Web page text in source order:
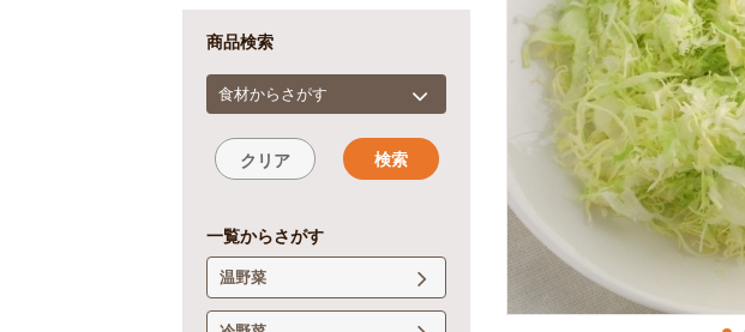
商品検索
食材からさがす
クリア 検索
一覧からさがす
温野菜